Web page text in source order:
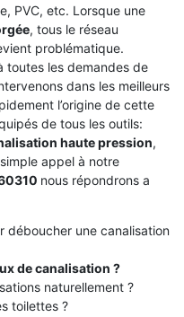
PVC, etc. Lorsque une
, tous le réseau
problématique.
toutes les demandes de
dans les meilleurs
l’origine de cette
de tous les outils:
haute pression,
appel à notre
nous répondrons a
déboucher une canalisation
de canalisation ?
naturellement ?
toilettes ?